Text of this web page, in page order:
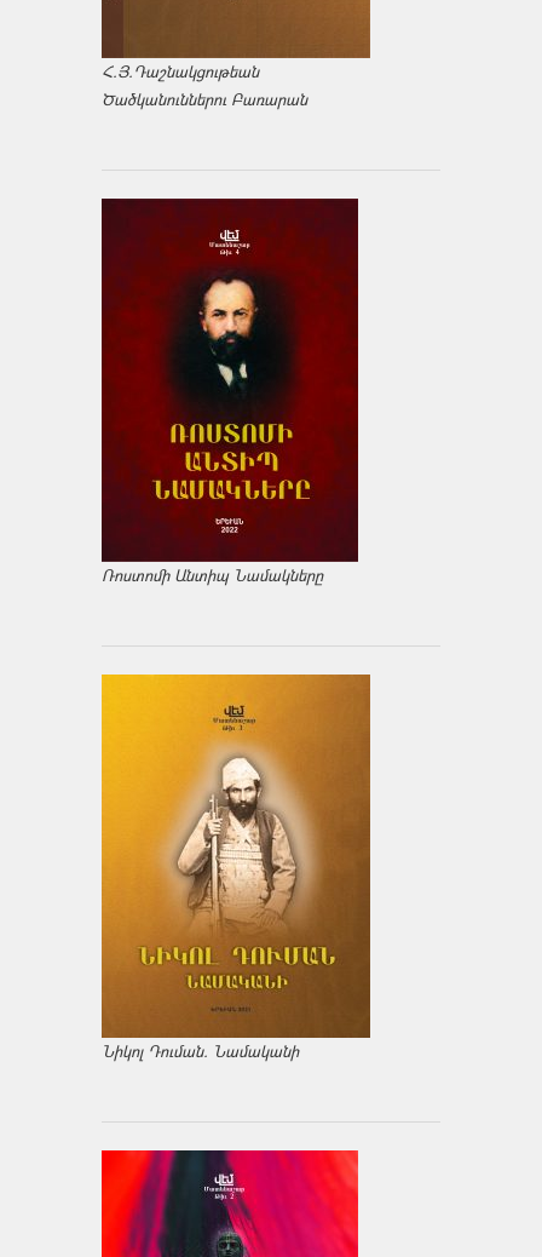
Հ.Յ.Դաշնակցութեան
Ծածկանուններու Բառարան
Ռոստոմի Անտիպ Նամակները
Նիկոլ Դուման. Նամականի